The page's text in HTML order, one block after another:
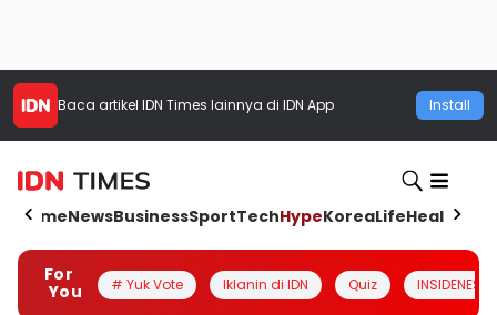
Baca artikel IDN Times lainnya di IDN App Install
HomeNewsBusinessSportTechHypeKoreaLifeHealth
For
You
# Yuk Vote Iklanin di IDN Quiz INSIDENESIA